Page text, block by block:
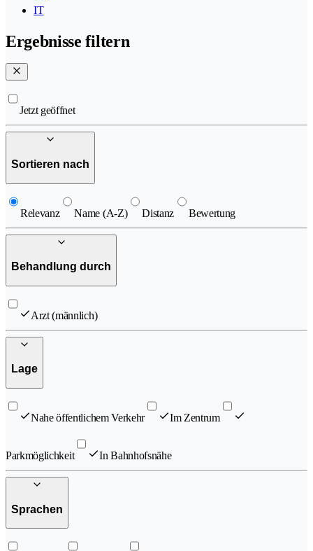
IT
Ergebnisse filtern
Jetzt geöffnet
Sortieren nach
Relevanz Name (A-Z) Distanz Bewertung
Behandlung durch
Arzt (männlich)
Lage
Nahe öffentlichem Verkehr Im Zentrum
Parkmöglichkeit In Bahnhofsnähe
Sprachen